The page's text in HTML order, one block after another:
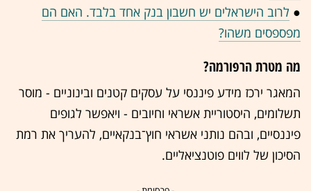
● לרוב הישראלים יש חשבון בנק אחד בלבד. האם הם
מפספסים משהו?
מה מטרת הרפורמה?
המאגר ירכז מידע פיננסי על עסקים קטנים ובינוניים - מוסר
תשלומים, היסטוריית אשראי וחיובים - ויאפשר לגופים
פיננסיים, ובהם נותני אשראי חוץ־בנקאיים, להעריך את רמת
הסיכון של לווים פוטנציאליים.